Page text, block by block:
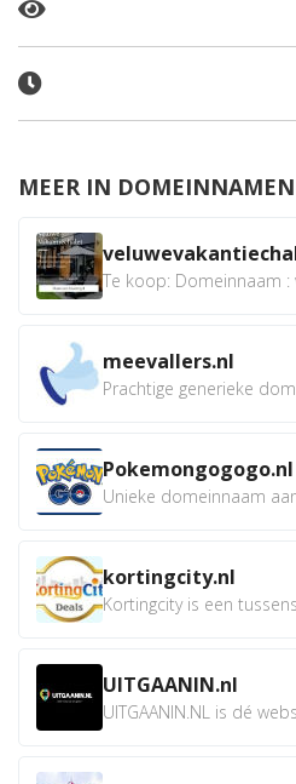
MEER IN DOMEINNAMEN
meevallers.nl
Pokemongogogo.nl
kortingcity.nl
UITGAANIN.nl